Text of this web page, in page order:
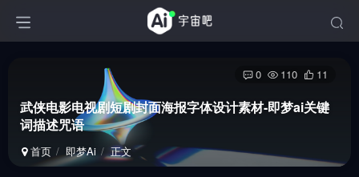
武侠电影电视剧短剧封面海报字体设计素材-即梦ai关键
词描述咒语
首页 即梦Ai 正文
0 110 11